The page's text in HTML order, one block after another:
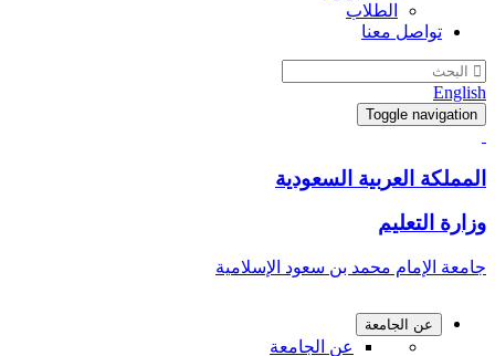
الطلاب
تواصل معنا
English
Toggle navigation
المملكة العربية السعودية
وزارة التعليم
جامعة الإمام محمد بن سعود الإسلامية
عن الجامعة
عن الجامعة